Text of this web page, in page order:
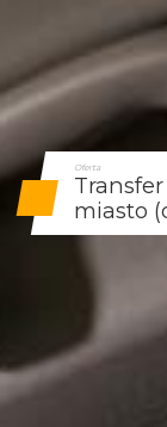
Oferta
miasto